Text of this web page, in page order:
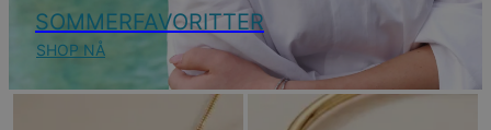
SOMMERFAVORITTER
SHOP NÅ